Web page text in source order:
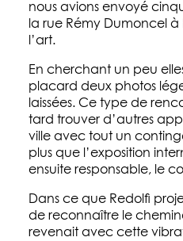
nous avions envoyé
la rue Rémy Dumoncel
l’art.
En cherchant un peu
placard deux photos
laissées. Ce type de
tard trouver d’autres
ville avec tout un
plus que l’exposition
ensuite responsable, le
Dans ce que Redolfi
de reconnaître le
revenait avec cette